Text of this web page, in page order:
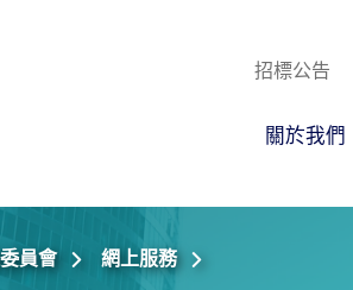
招標公告
關於我們
員會 網上服務